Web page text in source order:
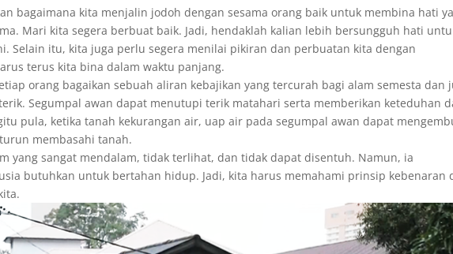
bagaimana kita menjalin jodoh dengan sesama orang baik untuk membina hati
Mari kita segera berbuat baik. Jadi, hendaklah kalian lebih bersungguh hati
Selain itu, kita juga perlu segera menilai pikiran dan perbuatan kita dengan
terus kita bina dalam waktu panjang.
orang bagaikan sebuah aliran kebajikan yang tercurah bagi alam semesta dan
Segumpal awan dapat menutupi terik matahari serta memberikan keteduhan
pula, ketika tanah kekurangan air, uap air pada segumpal awan dapat
membasahi tanah.
yang sangat mendalam, tidak terlihat, dan tidak dapat disentuh. Namun, ia
butuhkan untuk bertahan hidup. Jadi, kita harus memahami prinsip kebenaran